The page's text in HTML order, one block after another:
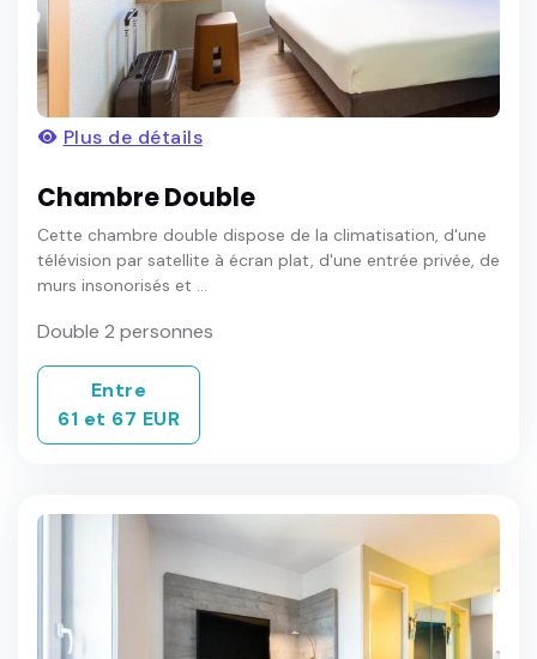
Plus de détails
Chambre Double
Cette chambre double dispose de la climatisation, d'une
télévision par satellite à écran plat, d'une entrée privée, de
murs insonorisés et ...
Double 2 personnes
Entre
61 et 67 EUR